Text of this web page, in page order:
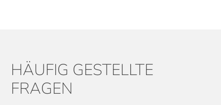
HÄUFIG GESTELLTE
FRAGEN